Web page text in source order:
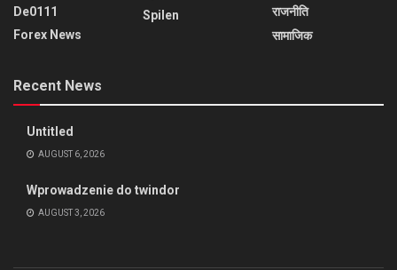
De0111
Forex News
Spilen
राजनीति
सामाजिक
Recent News
Untitled
AUGUST 6, 2026
Wprowadzenie do twindor
AUGUST 3, 2026